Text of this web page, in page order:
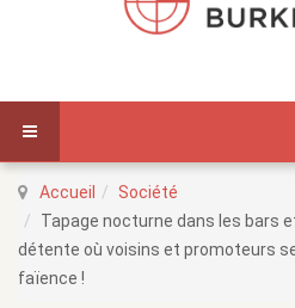
Accueil
Société
Tapage nocturne dans les bars
détente où voisins et promoteurs
faïence !